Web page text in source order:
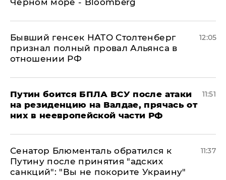
Черном море - Bloomberg
Бывший генсек НАТО Столтенберг
признал полный провал Альянса в
отношении РФ
12:05
Путин боится БПЛА ВСУ после атаки
на резиденцию на Валдае, прячась от
них в неевропейской части РФ
11:51
Сенатор Блюменталь обратился к
Путину после принятия "адских
санкций": "Вы не покорите Украину"
11:37